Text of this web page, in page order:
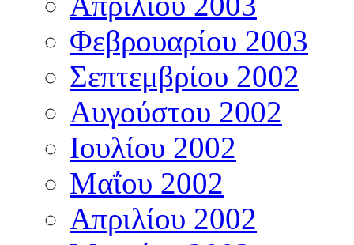
Φεβρουαρίου 2003
Σεπτεμβρίου 2002
Αυγούστου 2002
Ιουλίου 2002
Μαΐου 2002
Απριλίου 2002